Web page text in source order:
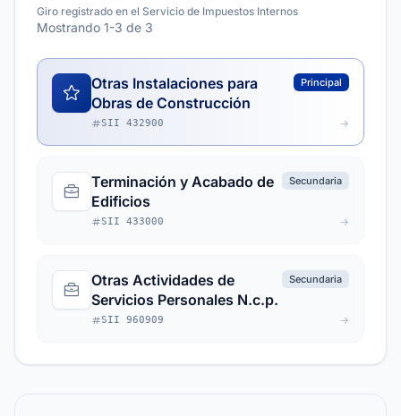
Giro registrado en el Servicio de Impuestos Internos
Mostrando 1-3 de 3
Otras Instalaciones para
Obras de Construcción
Principal
SII 432900
Terminación y Acabado de
Edificios
Secundaria
SII 433000
Otras Actividades de
Servicios Personales N.c.p.
Secundaria
SII 960909